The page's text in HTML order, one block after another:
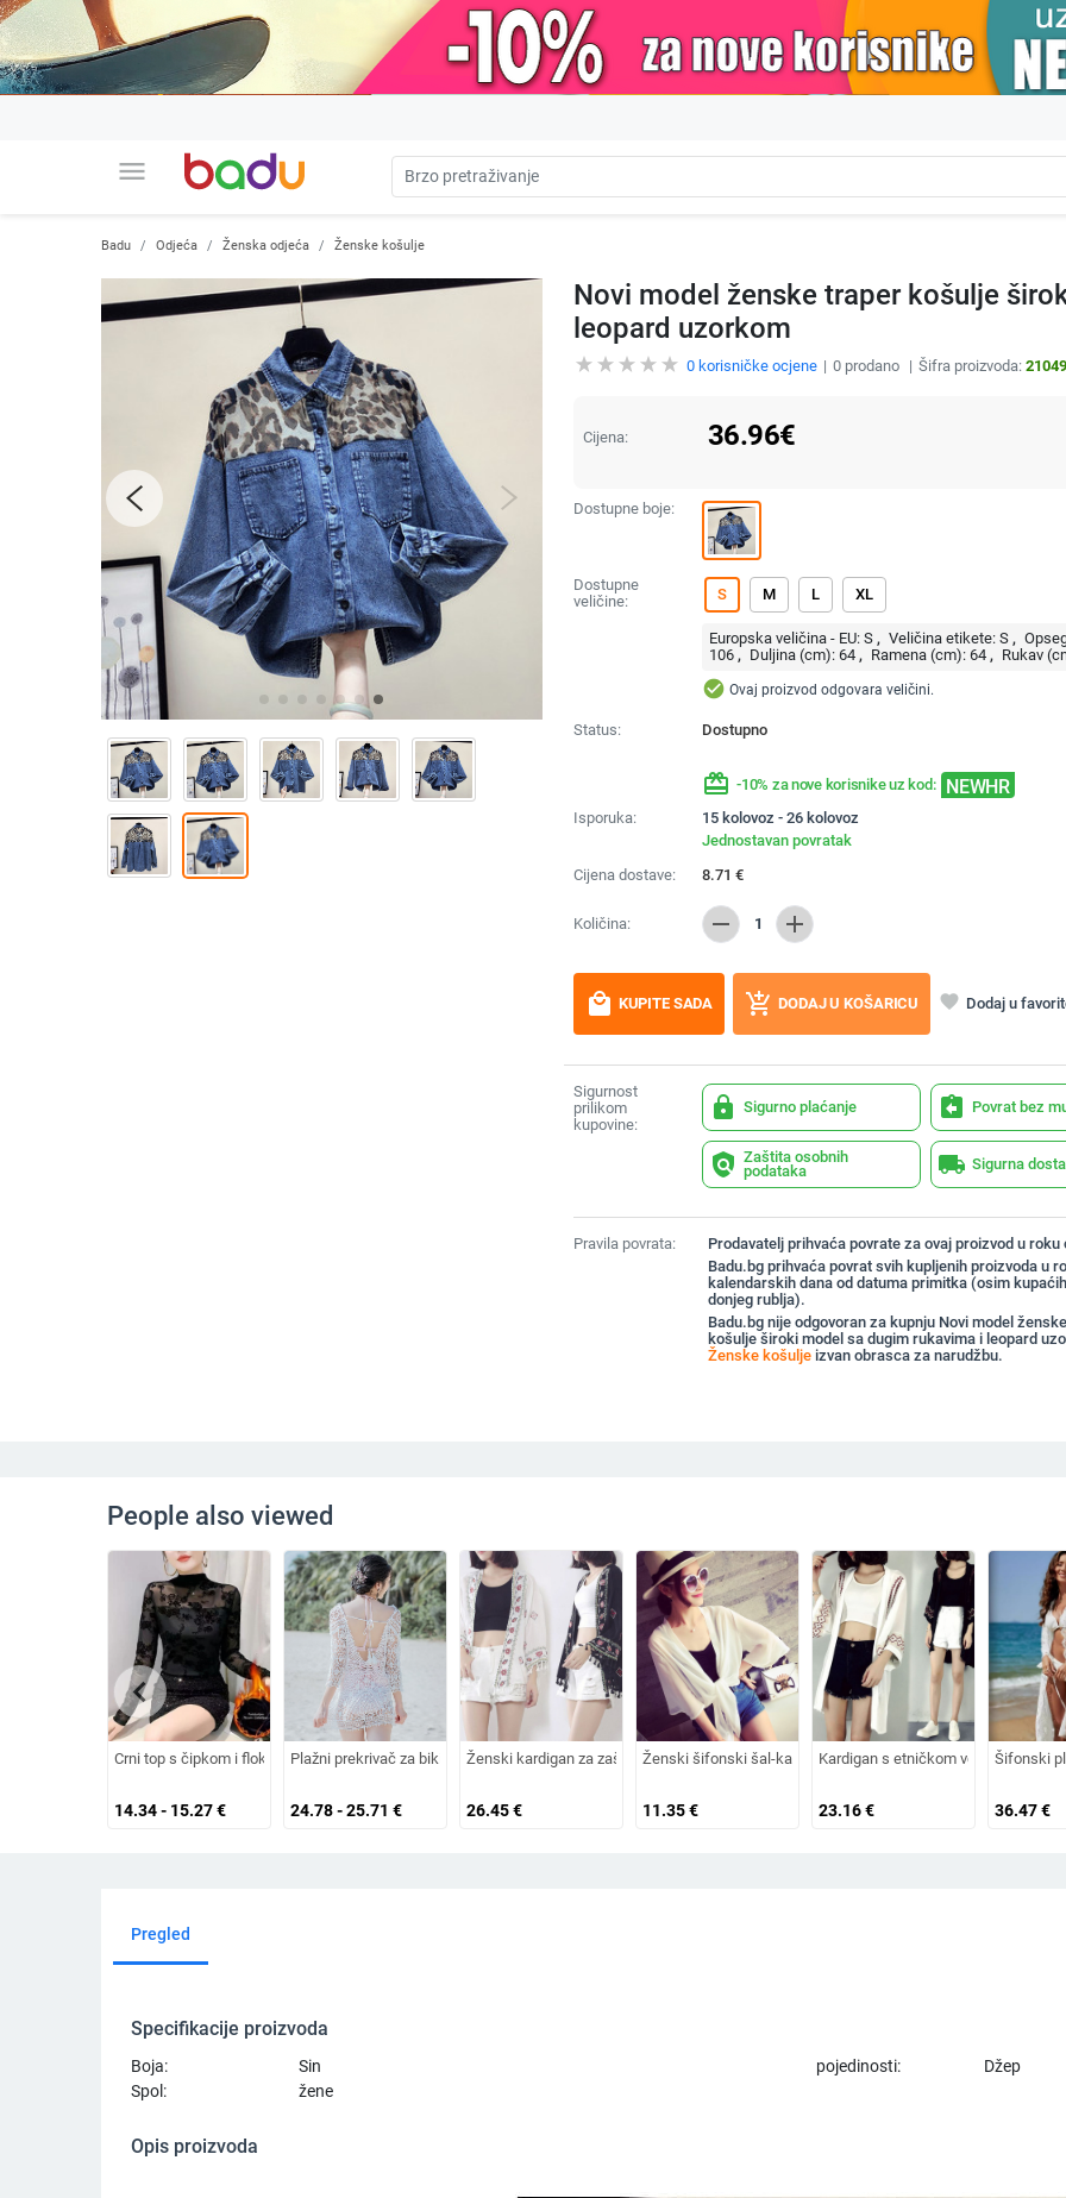
menu
Badu Odjeća Ženska odjeća Ženske košulje
Novi model ženske traper košulje
leopard uzorkom
0korisničke ocjene 0prodano Šifra proizvoda:
Cijena: 36.96€
Dostupne boje:
Dostupne
veličine:
S M L XL
Europska veličina - EU: S Veličina etikete: S
106
Duljina (cm): 64 Ramena (cm): 64 Rukav
check_circle Ovaj proizvod odgovara veličini.
Status: Dostupno
redeem -10% za nove korisnike uz kod: NEWHR
Isporuka:
15 kolovoz - 26 kolovoz
Jednostavan povratak
Cijena dostave:
8.71 €
Količina: remove 1 add
local_mall KUPITE SADA add_shopping_cart DODAJ U KOŠARICU favorite Dodaj u
Sigurnost
prilikom
kupovine:
lock Sigurno plaćanje assignment_return Povrat bez
policy Zaštita osobnih
podataka
local_shipping Sigurna
Pravila povrata:
Prodavatelj prihvaća povrate za ovaj proizvod u roku
Badu.bg prihvaća povrat svih kupljenih proizvoda u
kalendarskih dana od datuma primitka (osim
donjeg rublja).
Badu.bg nije odgovoran za kupnju Novi model
košulje široki model sa dugim rukavima i leopard
Ženske košuljeizvan obrasca za narudžbu.
People also viewed
Crni top s čipkom i flokiranim uzorkom, dugi rukavi, mrežasti materijal, polu-visoki ovratnik
14.34 - 15.27€
Plažni prekrivač za bikini, otvorena leđa, dugi rukav, pamuk mješavina, sedmerostruki rukav, ljeto 2022
24.78 - 25.71 €
Ženski kardigan za zaštitu od sunca - pamuk i lan, cvjetni uzorak, V-izrez, srednja duljina
26.45€
Ženski šifonski šal-kardigan, ultra-tanki, otvorenog prednjeg
11.35€
Kardigan s etničkom vezom, pamuk
23.16€
Šifonski
36.47€
chevron_left
Pregled
Specifikacije proizvoda
Boja: Sin pojedinosti:
Džep
Spol:
žene
Opis proizvoda